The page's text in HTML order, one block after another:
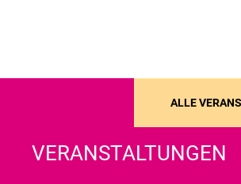
VERANSTALTUNGEN
ALLE